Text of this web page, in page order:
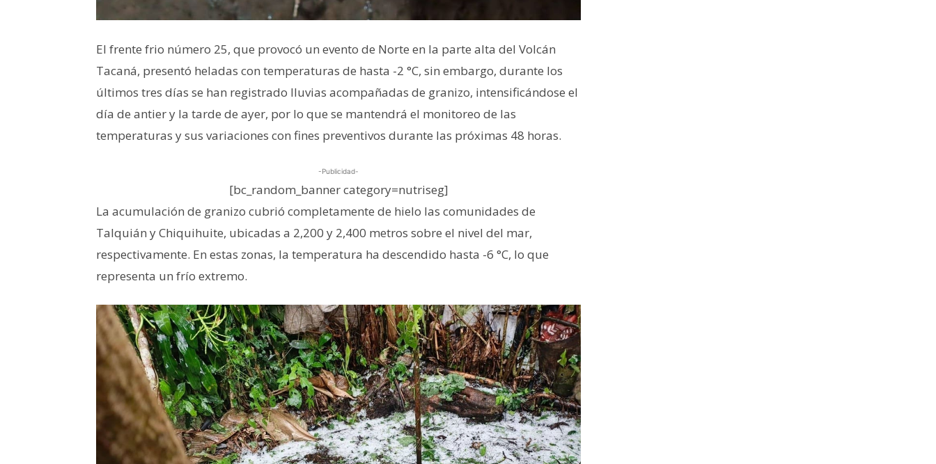
El frente frio número 25, que provocó un evento de Norte en la parte alta del Volcán
Tacaná, presentó heladas con temperaturas de hasta -2 °C, sin embargo, durante los
últimos tres días se han registrado lluvias acompañadas de granizo, intensificándose el
día de antier y la tarde de ayer, por lo que se mantendrá el monitoreo de las
temperaturas y sus variaciones con fines preventivos durante las próximas 48 horas.
-Publicidad-
[bc_random_banner category=nutriseg]
La acumulación de granizo cubrió completamente de hielo las comunidades de
Talquián y Chiquihuite, ubicadas a 2,200 y 2,400 metros sobre el nivel del mar,
respectivamente. En estas zonas, la temperatura ha descendido hasta -6 °C, lo que
representa un frío extremo.